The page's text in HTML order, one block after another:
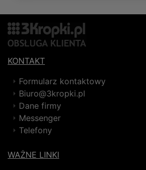
KONTAKT
Formularz kontaktowy
Biuro@3kropki.pl
Dane firmy
Messenger
Telefony
WAŻNE LINKI